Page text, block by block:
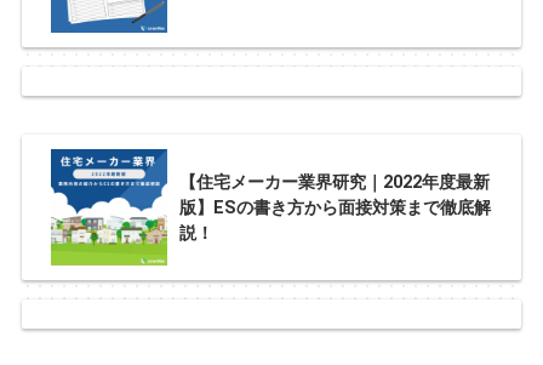
【住宅メーカー業界研究｜2022年度最新
版】ESの書き方から面接対策まで徹底解
説！